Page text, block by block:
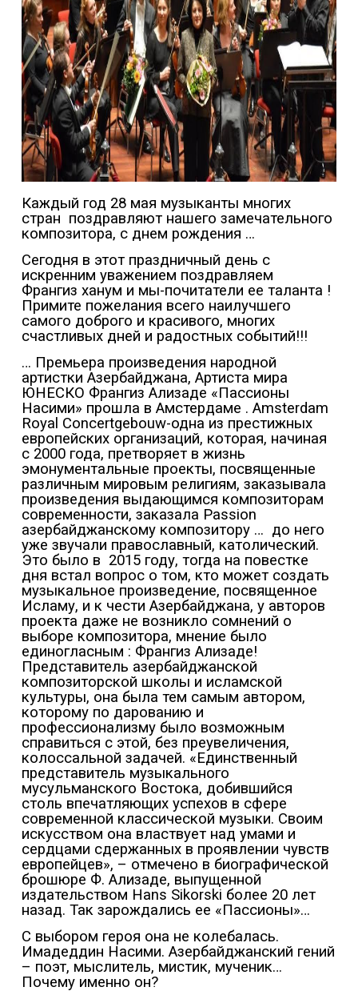
Каждый год 28 мая музыканты многих
стран поздравляют нашего замечательного
композитора, с днем рождения …
Сегодня в этот праздничный день с
искренним уважением поздравляем
Франгиз ханум и мы-почитатели ее таланта !
Примите пожелания всего наилучшего
самого доброго и красивого, многих
счастливых дней и радостных событий!!!
… Премьера произведения народной
артистки Азербайджана, Артиста мира
ЮНЕСКО Франгиз Ализаде «Пассионы
Насими» прошла в Амстердаме . Amsterdam
Royal Concertgebouw-одна из престижных
европейских организаций, которая, начиная
с 2000 года, претворяет в жизнь
эмонументальные проекты, посвященные
различным мировым религиям, заказывала
произведения выдающимся композиторам
современности, заказала Passion
азербайджанскому композитору … до него
уже звучали православный, католический.
Это было в 2015 году, тогда на повестке
дня встал вопрос о том, кто может создать
музыкальное произведение, посвященное
Исламу, и к чести Азербайджана, у авторов
проекта даже не возникло сомнений о
выборе композитора, мнение было
единогласным : Франгиз Ализаде!
Представитель азербайджанской
композиторской школы и исламской
культуры, она была тем самым автором,
которому по дарованию и
профессионализму было возможным
справиться с этой, без преувеличения,
колоссальной задачей. «Единственный
представитель музыкального
мусульманского Востока, добившийся
столь впечатляющих успехов в сфере
современной классической музыки. Своим
искусством она властвует над умами и
сердцами сдержанных в проявлении чувств
европейцев», – отмечено в биографической
брошюре Ф. Ализаде, выпущенной
издательством Hans Sikorski более 20 лет
назад. Так зарождались ее «Пассионы»…
С выбором героя она не колебалась.
Имадеддин Насими. Азербайджанский гений
– поэт, мыслитель, мистик, мученик…
Почему именно он?